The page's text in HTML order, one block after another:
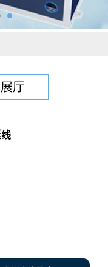
厅